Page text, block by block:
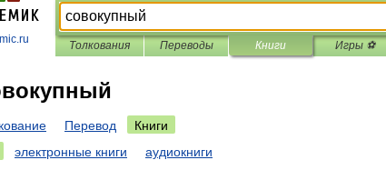
Толкования Переводы Книги Игры ⚽
Перевод
Книги
электронные книги аудиокниги